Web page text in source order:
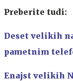
Preberite tudi:
Deset velikih
pametnim
Enajst velikih